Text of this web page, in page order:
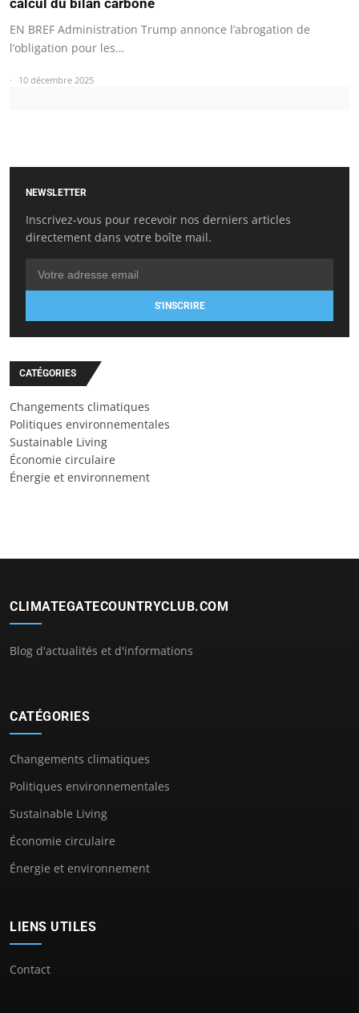
calcul du bilan carbone
EN BREF Administration Trump annonce l’abrogation de
l’obligation pour les…
10 décembre 2025
NEWSLETTER
Inscrivez-vous pour recevoir nos derniers articles
directement dans votre boîte mail.
S'INSCRIRE
CATÉGORIES
Changements climatiques
Politiques environnementales
Sustainable Living
Économie circulaire
Énergie et environnement
CLIMATEGATECOUNTRYCLUB.COM
Blog d'actualités et d'informations
CATÉGORIES
Changements climatiques
Politiques environnementales
Sustainable Living
Économie circulaire
Énergie et environnement
LIENS UTILES
Contact